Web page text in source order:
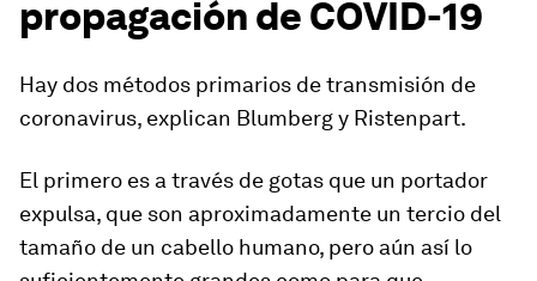
propagación de COVID-19
Hay dos métodos primarios de transmisión de
coronavirus, explican Blumberg y Ristenpart.
El primero es a través de gotas que un portador
expulsa, que son aproximadamente un tercio del
tamaño de un cabello humano, pero aún así lo